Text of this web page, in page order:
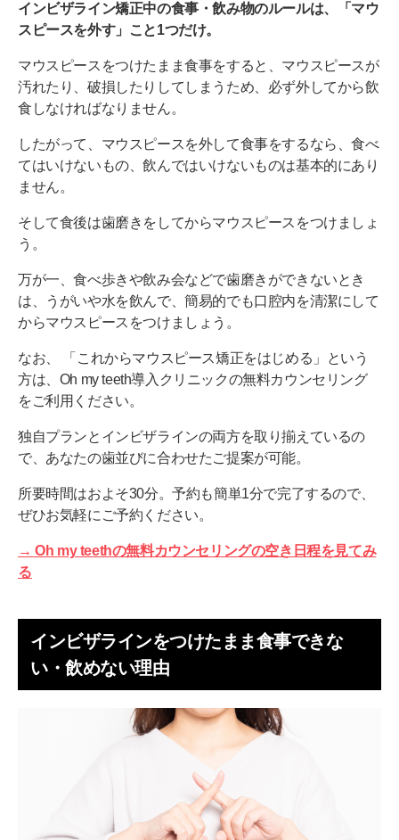
水・炭酸水しか飲まない
間食を控えて規則正しく食事する
インビザライン中はマウスピースを外して食事を楽
しもう
インビザライン矯正中の食事・飲み物のルールは、「マウ
スピースを外す」こと1つだけ。
マウスピースをつけたまま食事をすると、マウスピースが
汚れたり、破損したりしてしまうため、必ず外してから飲
食しなければなりません。
したがって、マウスピースを外して食事をするなら、食べ
てはいけないもの、飲んではいけないものは基本的にあり
ません。
そして食後は歯磨きをしてからマウスピースをつけましょ
う。
万が一、食べ歩きや飲み会などで歯磨きができないとき
は、うがいや水を飲んで、簡易的でも口腔内を清潔にして
からマウスピースをつけましょう。
なお、 「これからマウスピース矯正をはじめる」という
方は、Oh my teeth導入クリニックの無料カウンセリング
をご利用ください。
独自プランとインビザラインの両方を取り揃えているの
で、あなたの歯並びに合わせたご提案が可能。
所要時間はおよそ30分。予約も簡単1分で完了するので、
ぜひお気軽にご予約ください。
→ Oh my teethの無料カウンセリングの空き日程を見てみ
る
インビザラインをつけたまま食事できな
い・飲めない理由